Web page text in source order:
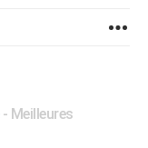
- Meilleures